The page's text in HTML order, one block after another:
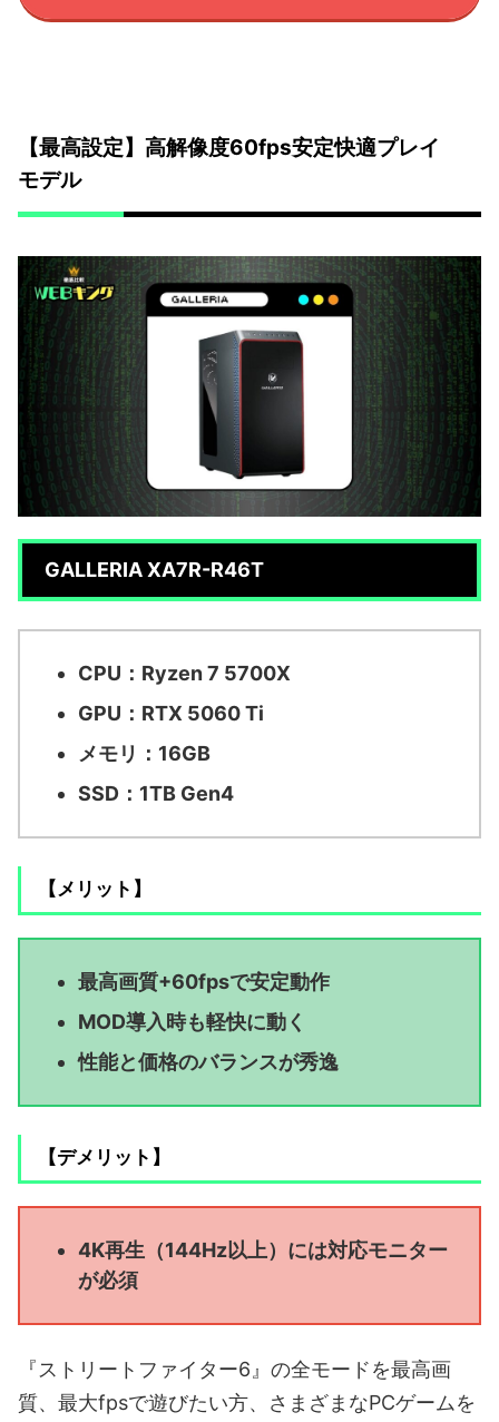
【最高設定】高解像度60fps安定快適プレイ
モデル
GALLERIA XA7R-R46T
CPU：Ryzen 7 5700X
GPU：RTX 5060 Ti
メモリ：16GB
SSD：1TB Gen4
【メリット】
最高画質+60fpsで安定動作
MOD導入時も軽快に動く
性能と価格のバランスが秀逸
【デメリット】
4K再生（144Hz以上）には対応モニター
が必須
『ストリートファイター6』の全モードを最高画
質、最大fpsで遊びたい方、さまざまなPCゲームを